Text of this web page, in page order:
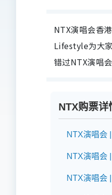
NTX演唱会香
Lifestyle为大
错过NTX演唱
NTX购票详
NTX演唱会
NTX演唱会
NTX演唱会